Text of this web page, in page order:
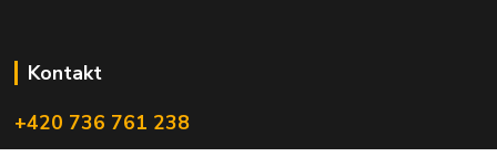
Kontakt
+420 736 761 238